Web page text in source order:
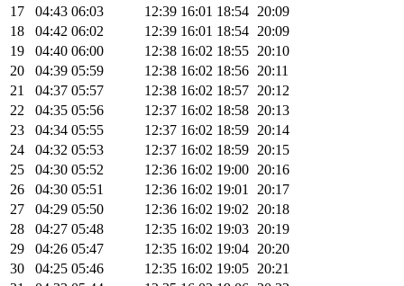
17
04:43 06:03 12:39 16:01 18:54 20:09
18
04:42 06:02 12:39 16:01 18:54 20:09
19
04:40 06:00 12:38 16:02 18:55 20:10
20
04:39 05:59 12:38 16:02 18:56 20:11
21
04:37 05:57 12:38 16:02 18:57 20:12
22
04:35 05:56 12:37 16:02 18:58 20:13
23
04:34 05:55 12:37 16:02 18:59 20:14
24
04:32 05:53 12:37 16:02 18:59 20:15
25
04:30 05:52 12:36 16:02 19:00 20:16
26
04:30 05:51 12:36 16:02 19:01
20:17
27
04:29 05:50 12:36 16:02 19:02
20:18
28
04:27 05:48 12:35 16:02 19:03 20:19
29
04:26 05:47 12:35 16:02 19:04 20:20
30
04:25 05:46 12:35 16:02 19:05 20:21